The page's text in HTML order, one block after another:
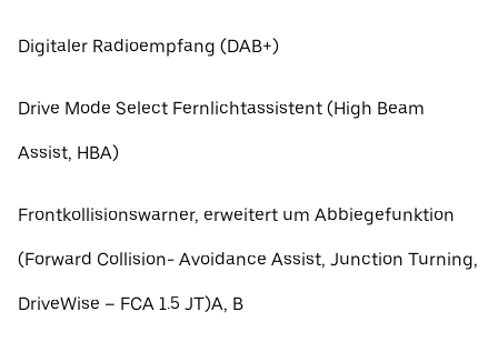
Digitaler Radioempfang (DAB+)
Drive Mode Select Fernlichtassistent (High Beam
Assist, HBA)
Frontkollisionswarner, erweitert um Abbiegefunktion
(Forward Collision- Avoidance Assist, Junction Turning,
DriveWise – FCA 1.5 JT)A, B